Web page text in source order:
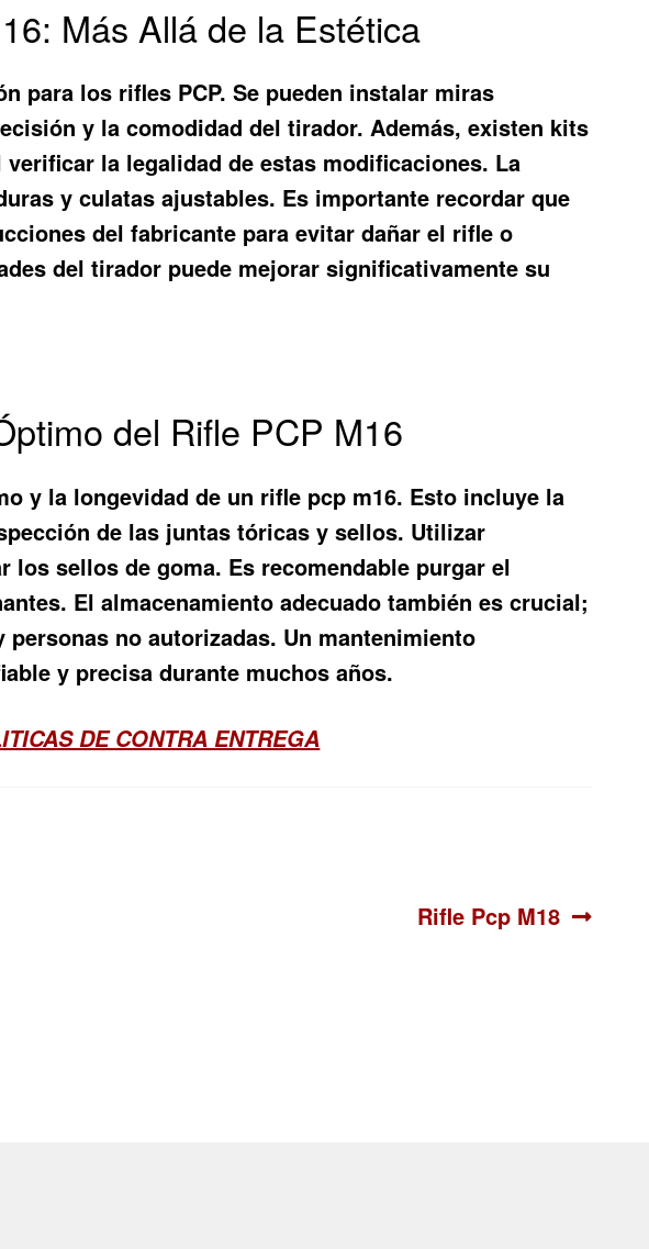
Más Allá de la Estética
para los rifles PCP. Se pueden instalar miras
y la comodidad del tirador. Además, existen kits
la legalidad de estas modificaciones. La
y culatas ajustables. Es importante recordar que
del fabricante para evitar dañar el rifle o
del tirador puede mejorar significativamente su
del Rifle PCP M16
y la longevidad de un rifle pcp m16. Esto incluye la
de las juntas tóricas y sellos. Utilizar
sellos de goma. Es recomendable purgar el
El almacenamiento adecuado también es crucial;
no autorizadas. Un mantenimiento
y precisa durante muchos años.
DE CONTRA ENTREGA
Siguiente:
Rifle Pcp M18